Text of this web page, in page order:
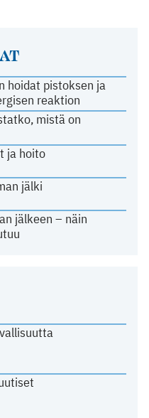
hoidat pistoksen ja
reaktion
mistä on
ja hoito
jälki
jälkeen – näin